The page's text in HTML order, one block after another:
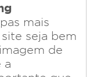
mais
seja bem
de
a